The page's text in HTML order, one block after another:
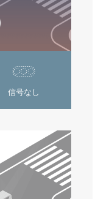
信号なし